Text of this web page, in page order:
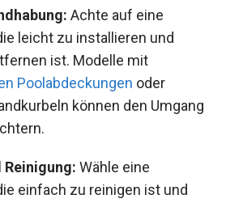
Achte auf eine
leicht zu installieren und
ist. Modelle mit
Poolabdeckungen oder
können den Umgang
Reinigung: Wähle eine
einfach zu reinigen ist und